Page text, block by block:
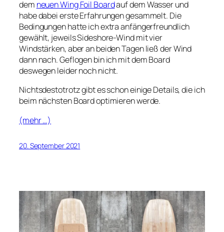
dem neuen Wing Foil Boardauf dem Wasser und
habe dabei erste Erfahrungen gesammelt. Die
Bedingungen hatte ich extra anfängerfreundlich
gewählt, jeweils Sideshore-Wind mit vier
Windstärken, aber an beiden Tagen ließ der Wind
dann nach. Geflogen bin ich mit dem Board
deswegen leider noch nicht.
Nichtsdestotrotz gibt es schon einige Details, die ich
beim nächsten Board optimieren werde.
(mehr …)
20. September 2021